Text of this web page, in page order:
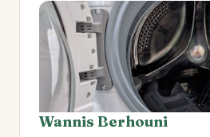
Wannis Berhouni